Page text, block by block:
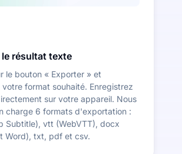
résultat texte
le bouton « Exporter » et
votre format souhaité. Enregistrez
sur votre appareil. Nous
charge 6 formats d'exportation :
Subtitle), vtt (WebVTT), docx
Word), txt, pdf et csv.